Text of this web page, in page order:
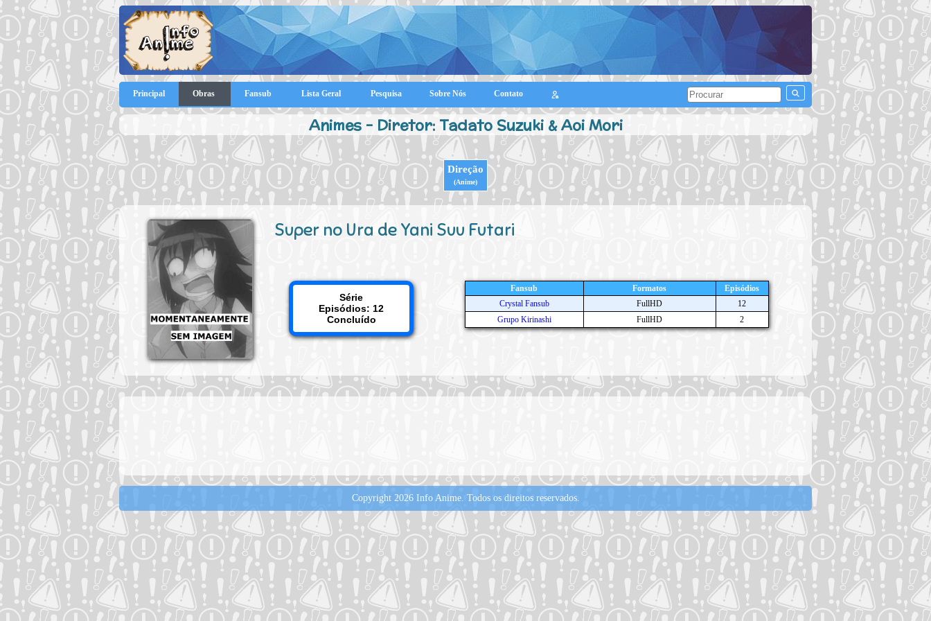
Principal Obras Fansub Lista Geral Pesquisa Sobre Nós Contato
Animes - Diretor: Tadato Suzuki & Aoi Mori
Direção
(Anime)
Super no Ura de Yani Suu Futari
Série
Episódios: 12
Concluído
Fansub Formatos
Episódios
Crystal Fansub
FullHD
12
Grupo Kirinashi
FullHD 2
Copyright 2026 Info Anime. Todos os direitos reservados.